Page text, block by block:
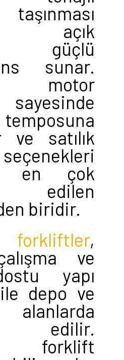
açık
güçlü
sunar.
motor
ve satılık
en çok
edilen
biridir.
,
ve
yapı
depo ve
edilir.
forklift